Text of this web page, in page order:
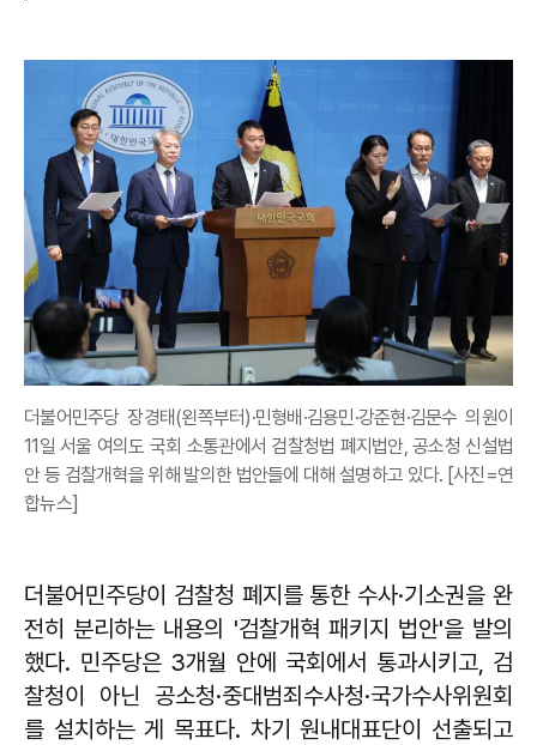
더불어민주당 장경태(왼쪽부터)·민형배·김용민·강준현·김문수 의원이
11일 서울 여의도 국회 소통관에서 검찰청법 폐지법안, 공소청 신설법
안 등 검찰개혁을 위해 발의한 법안들에 대해 설명하고 있다. [사진=연
합뉴스]
더불어민주당이 검찰청 폐지를 통한 수사·기소권을 완
전히 분리하는 내용의 '검찰개혁 패키지 법안'을 발의
했다. 민주당은 3개월 안에 국회에서 통과시키고, 검
찰청이 아닌 공소청·중대범죄수사청·국가수사위원회
를 설치하는 게 목표다. 차기 원내대표단이 선출되고